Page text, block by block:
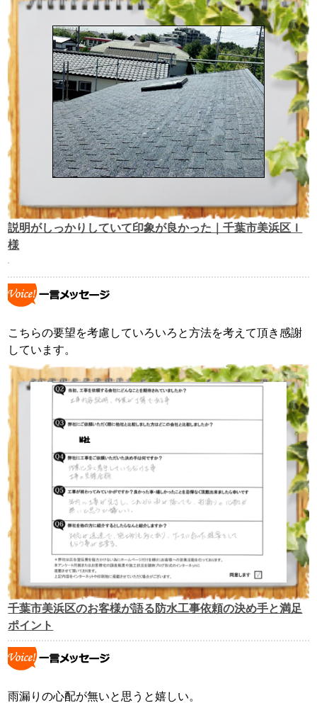
説明がしっかりしていて印象が良かった｜千葉市美浜区Ｉ
様
こちらの要望を考慮していろいろと方法を考えて頂き感謝
しています。
千葉市美浜区のお客様が語る防水工事依頼の決め手と満足
ポイント
雨漏りの心配が無いと思うと嬉しい。